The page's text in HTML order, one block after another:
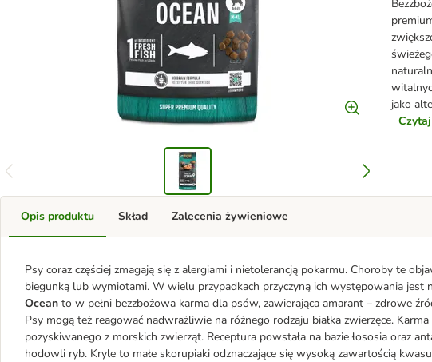
jako
Opis produktu
Psy coraz częściej zmagają się z alergiami i nietolerancją pokarmu. Choroby te
biegunką lub wymiotami. W wielu przypadkach przyczyną ich występowania jest
Ocean to w pełni bezzbożowa karma dla psów, zawierająca amarant – zdrowe
Psy mogą też reagować nadwrażliwie na różnego rodzaju białka zwierzęce. Karma
pozyskiwanego z morskich zwierząt. Receptura powstała na bazie łososia oraz
hodowli ryb. Kryle to małe skorupiaki odznaczające się wysoką zawartością
Skład Zalecenia żywieniowe